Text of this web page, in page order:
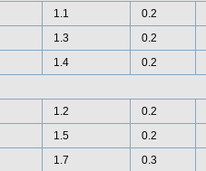
1.1 0.2
1.3 0.2
1.4 0.2
1.2 0.2
1.5 0.2
1.7 0.3